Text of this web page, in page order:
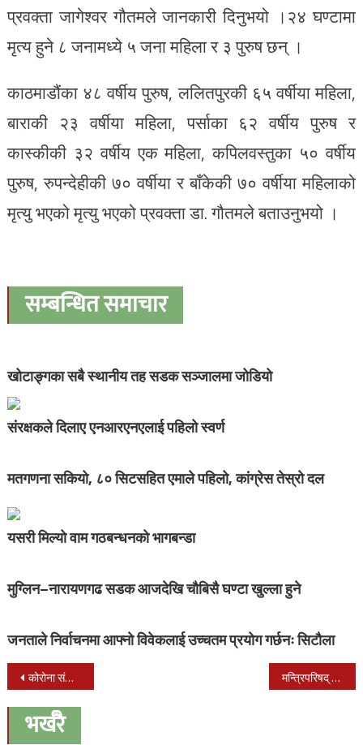
प्रवक्ता जागेश्वर गौतमले जानकारी दिनुभयो ।२४ घण्टामा
मृत्य हुने ८ जनामध्ये ५ जना महिला र ३ पुरुष छन् ।
काठमाडौंका ४८ वर्षीय पुरुष, ललितपुरकी ६५ वर्षीया महिला,
बाराकी २३ वर्षीया महिला, पर्साका ६२ वर्षीय पुरुष र
कास्कीकी ३२ वर्षीय एक महिला, कपिलवस्तुका ५० वर्षीय
पुरुष, रुपन्देहीकी ७० वर्षीया र बाँकेकी ७० वर्षीया महिलाको
मृत्यु भएको मृत्यु भएको प्रवक्ता डा. गौतमले बताउनुभयो ।
सम्बन्धित समाचार
खोटाङ्गका सबै स्थानीय तह सडक सञ्जालमा जोडियो
संरक्षकले दिलाए एनआरएनएलाई पहिलो स्वर्ण
मतगणना सकियो, ८० सिटसहित एमाले पहिलो, कांग्रेस तेस्रो दल
यसरी मिल्यो वाम गठबन्धनको भागबन्डा
मुग्लिन–नारायणगढ सडक आजदेखि चौबिसै घण्टा खुल्ला हुने
जनताले निर्वाचनमा आफ्नाे विवेकलाई उच्चतम प्रयोग गर्छनः सिटौला
Post
navigation
कोरोना संक्रमणबाट बिहानै गर्भवतीसहित थप ४ जनाको मृत्यु मन्त्रिपरिषद् बैठकले गरेका २२ निर्णयहरु
भर्खरै